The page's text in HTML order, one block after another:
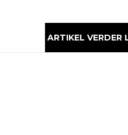
ARTIKEL VERDER